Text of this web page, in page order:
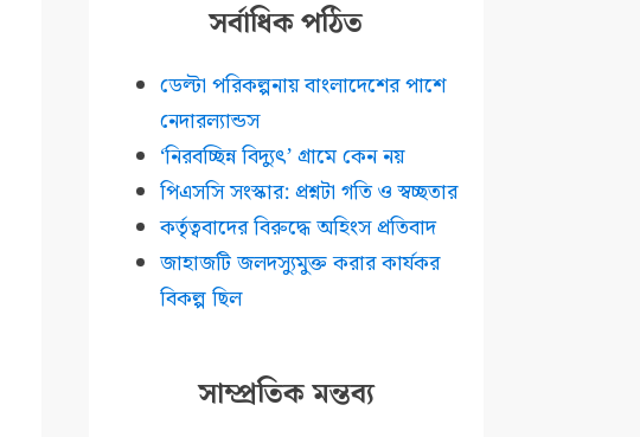
সর্বাধিক পঠিত
ডেল্টা পরিকল্পনায় বাংলাদেশের পাশে
নেদারল্যান্ডস
‘নিরবচ্ছিন্ন বিদ্যুৎ’ গ্রামে কেন নয়
পিএসসি সংস্কার: প্রশ্নটা গতি ও স্বচ্ছতার
কর্তৃত্ববাদের বিরুদ্ধে অহিংস প্রতিবাদ
জাহাজটি জলদস্যুমুক্ত করার কার্যকর
বিকল্প ছিল
সাম্প্রতিক মন্তব্য